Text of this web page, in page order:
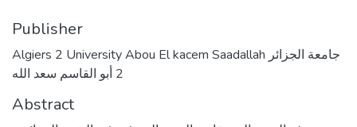
Publisher
Algiers 2 University Abou El kacem Saadallah جامعة الجزائر
2 أبو القاسم سعد الله
Abstract